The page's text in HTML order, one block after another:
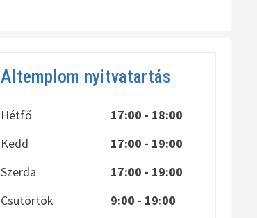
Altemplom nyitvatartás
Hétfő
17:00 - 18:00
Kedd
17:00 - 19:00
Szerda
17:00 - 19:00
Csütörtök
9:00 - 19:00